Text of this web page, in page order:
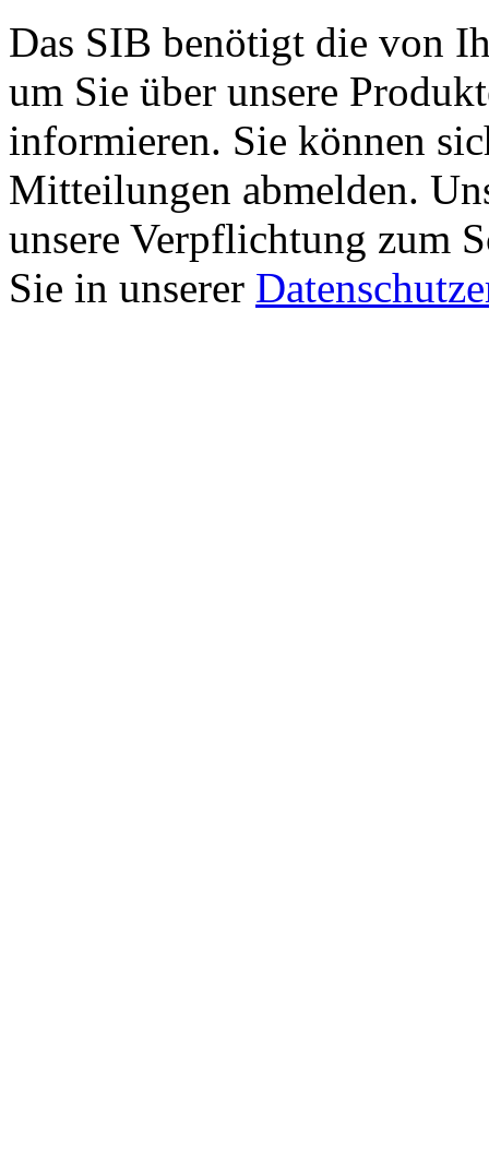
Das SIB benötigt die von
um Sie über unsere
informieren. Sie können
Mitteilungen abmelden.
unsere Verpflichtung zum
Sie in unserer